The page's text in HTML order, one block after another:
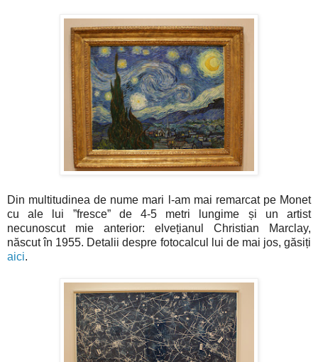
Din multitudinea de nume mari l-am mai remarcat pe Monet
cu ale lui ”fresce” de 4-5 metri lungime și un artist
necunoscut mie anterior: elvețianul Christian Marclay,
născut în 1955. Detalii despre fotocalcul lui de mai jos, găsiți
aici.